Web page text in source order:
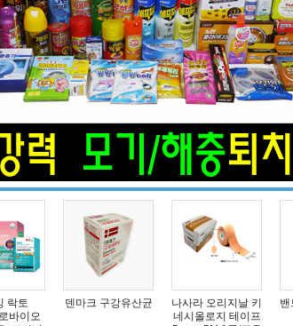
락토
바이오
덴마크 구강유산균
나사라 오리지날 키
네시올로지 테이프
밴